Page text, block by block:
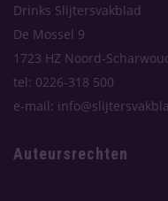
Drinks Slijtersvakblad
De Mossel 9
1723 HZ Noord-
tel: 0226-318 500
e-mail:
Auteursrechten